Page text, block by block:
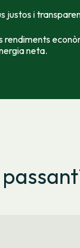
justos i
rendiments
neta.